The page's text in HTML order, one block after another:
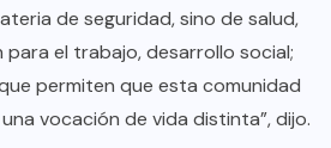
de seguridad, sino de salud,
el trabajo, desarrollo social;
permiten que esta comunidad
vocación de vida distinta”, dijo.